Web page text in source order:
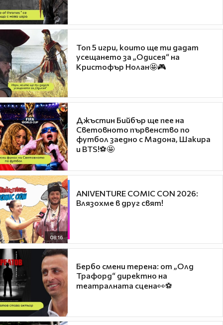
Топ 5 игри, които ще ти дадат
усещането за „Одисея“ на
Кристофър Нолан🤩🎮
Джъстин Бийбър ще пее на
Световното първенство по
футбол заедно с Мадона, Шакира
и BTS!⚽🤩
08:16
ANIVENTURE COMIC CON 2026:
Влязохме в друг свят!
Бербо смени терена: от „Олд
Трафорд“ директно на
театралната сцена👀⚽